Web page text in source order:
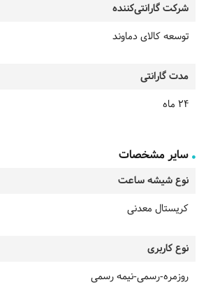
شرکت گارانتی‌کننده
توسعه کالای دماوند
مدت گارانتی
24 ماه
سایر مشخصات
نوع شیشه ساعت
کریستال معدنی
نوع کاربری
روزمره-رسمی-نیمه رسمی